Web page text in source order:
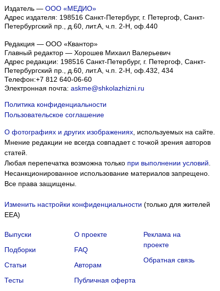
Издатель — ООО «МЕДИО»
Адрес издателя: 198516 Санкт-Петербург, г. Петергоф, Санкт-
Петербургский пр., д.60, лит.А, ч.п. 2-Н, оф.440
Редакция — ООО «Квантор»
Главный редактор — Хорошев Михаил Валерьевич
Адрес редакции: 198516 Санкт-Петербург, г. Петергоф Санкт-
Петербургский пр., д.60, лит.А, ч.п. 2-Н, оф.432, 434
Телефон:+7 812 640-06-60
Электронная почта: askme@shkolazhizni.ru
Политика конфиденциальности
Пользовательское соглашение
О фотографиях и других изображениях, используемых на сайте.
Мнение редакции не всегда совпадает с точкой зрения авторов
статей.
Любая перепечатка возможна только при выполнении условий
Несанкционированное использование материалов запрещено.
Все права защищены.
Изменить настройки конфиденциальности (только для жителей
EEA)
Выпуски
Подборки
Статьи
Тесты
О проекте
FAQ
Авторам
Публичная оферта
Реклама на
проекте
Обратная связь